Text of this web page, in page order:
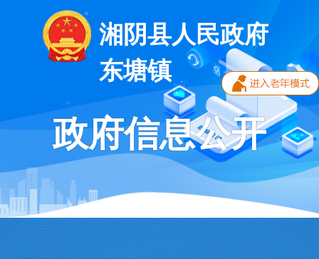
湘阴县人民政府
东塘镇
政府信息公开